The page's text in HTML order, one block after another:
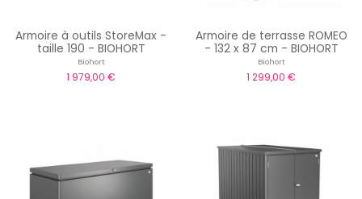
Armoire à outils StoreMax -
taille 190 - BIOHORT
Biohort
1 979,00 €
Armoire de terrasse ROMEO
- 132 x 87 cm - BIOHORT
Biohort
1 299,00 €